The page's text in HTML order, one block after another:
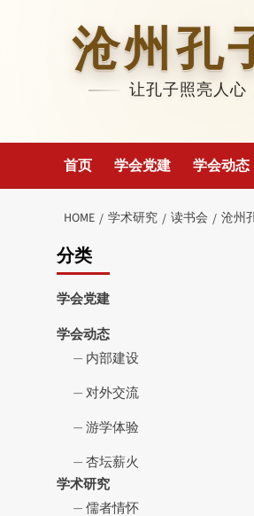
沧州孔
让孔子照亮人心
首页 学会党建 学会动态
HOME 学术研究 读书会 沧州
分类
学会党建
学会动态
内部建设
对外交流
游学体验
杏坛薪火
学术研究
儒者情怀